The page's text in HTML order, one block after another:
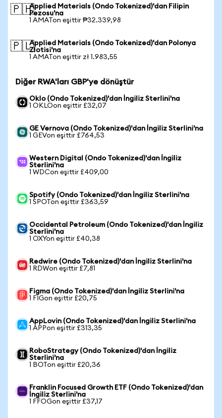
🇵🇭Applied Materials (Ondo Tokenized)'dan Filipin
Pezosu'na
1 AMATon eşittir ₱32.339,98
🇵🇱Applied Materials (Ondo Tokenized)'dan Polonya
Zlotisi'na
1 AMATon eşittir zł 1.983,55
Diğer RWA'ları GBP'ye dönüştür
Oklo (Ondo Tokenized)'dan İngiliz Sterlini'na
1 OKLOon eşittir £32,07
GE Vernova (Ondo Tokenized)'dan İngiliz Sterlini'na
1 GEVon eşittir £764,53
Western Digital (Ondo Tokenized)'dan İngiliz
Sterlini'na
1 WDCon eşittir £409,00
Spotify (Ondo Tokenized)'dan İngiliz Sterlini'na
1 SPOTon eşittir £363,59
Occidental Petroleum (Ondo Tokenized)'dan İngiliz
Sterlini'na
1 OXYon eşittir £40,38
Redwire (Ondo Tokenized)'dan İngiliz Sterlini'na
1 RDWon eşittir £7,81
Figma (Ondo Tokenized)'dan İngiliz Sterlini'na
1 FIGon eşittir £20,75
AppLovin (Ondo Tokenized)'dan İngiliz Sterlini'na
1 APPon eşittir £313,35
RoboStrategy (Ondo Tokenized)'dan İngiliz
Sterlini'na
1 BOTon eşittir £20,36
Franklin Focused Growth ETF (Ondo Tokenized)'dan
İngiliz Sterlini'na
1 FFOGon eşittir £37,17